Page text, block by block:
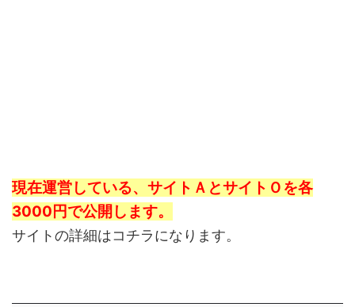
現在運営している、サイトＡとサイトＯを各
3000円で公開します。
サイトの詳細はコチラになります。